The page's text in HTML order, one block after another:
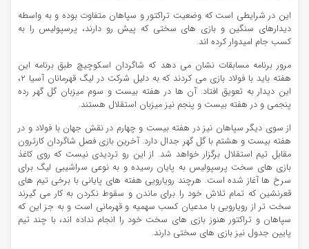
این در شرایطی است که وضعیت تراکتور و سپاهان متفاوت بوده و به واسطه
دیدارهای سنگین و بازی های سختی که پیش رو دارند، پرسپولیس را به
کسب جام امیدوار کرده اند.
مرور برنامه مسابقات نشان می دهد که شاگردان اسکوچیچ طبق برنامه این
هفته باید با فولاد بازی می کردند که به دلیل شرکت در لیگ قهرمانان آسیا ۲،
این دیدار به تعویق افتاد. آن ها در هفته بیست و سوم میزبان گل گهر رده
پنجمی و در هفته بیست و پنجم نیز میزبان استقلال هستند.
از سوی دیگر سپاهان نیز در هفته بیست و چهارم در نقش جهان با فولاد و در
هفته بیست و هشتم با گل گهر جدال دارد. آخرین بازی فصل شاگردان کارترون
مقابل تیم استقلال برگزار خواهد شد. از این رو تردیدی نیست که روی کاغذ
بازی های سخت پرسپولیس به پایان رسیده و به نوعی سراشیبی لیگ برای
سرخ ها آغاز شده است. هرچند رویارویی هفته های پایانی با برخی تیم های
قعرنشین که تمام تلاش خود را برای ماندن و سقوط نکردن به کار می گیرند
سخت تر از رویارویی با مدعیان کسب سهمیه و قهرمانی است و به جز این که
سپاهان و تراکتور هنوز بازی های سخت خود را انجام نداده اند، با چند تیم
پایین جدول نیز بازی های سختی دارند.